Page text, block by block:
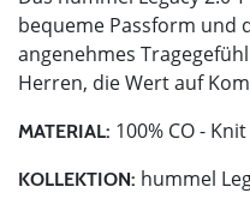
bequeme Passform und
angenehmes
Herren, die Wert auf
MATERIAL: 100% CO - Knit
KOLLEKTION: hummel